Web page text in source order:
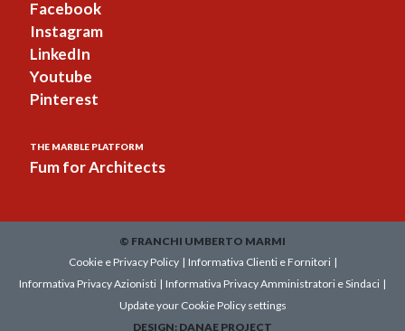
Facebook
Instagram
LinkedIn
Youtube
Pinterest
THE MARBLE PLATFORM
Fum for Architects
© FRANCHI UMBERTO MARMI
Cookie e Privacy Policy | Informativa Clienti e Fornitori |
Informativa Privacy Azionisti | Informativa Privacy Amministratori e Sindaci |
Update your Cookie Policy settings
DESIGN: DANAE PROJECT